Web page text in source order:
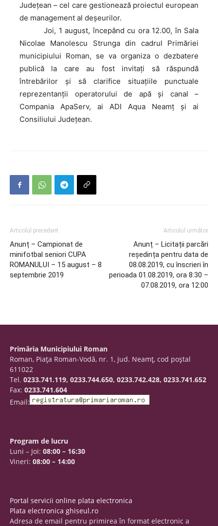
Județean – cel care gestionează proiectul european
de management al deșeurilor.
Joi, 1 august, începând cu ora 12.00, în Sala
Nicolae Manolescu Strunga din cadrul Primăriei
municipiului Roman, se va organiza o dezbatere
publică la care au fost invitați să răspundă
întrebărilor și să clarifice situațiile punctuale
reprezentanții operatorului de apă și canal –
Compania ApaServ, ai ADI Aqua Neamț și ai
Consiliului Județean.
Articolul precedent
Anunț – Campionat de
minifotbal seniori CUPA
ROMANULUI – 15 august – 8
septembrie 2019
Articolul următor
Anunț – Licitații parcări
reședința pentru data de
08.08.2019, cu înscrieri în
perioada 01.08.2019, ora 8:30 –
07.08.2019, ora 12:00
Primăria Municipiului Roman
Roman, Piaţa Roman-Vodă, nr. 1, jud. Neamţ, cod poştal
611022
Tel. 0233.741.119, 0233.744.650, 0233.742.428, 0233.741.652
Fax: 0233.741.604
Email:
Program de lucru
Luni – Joi: 08:00 – 16:30
Vineri: 08:00 – 14:00
Portal servicii online plata electronica
Plata electronica ghiseul.ro
Adresa de email pentru primirea în format electronic a